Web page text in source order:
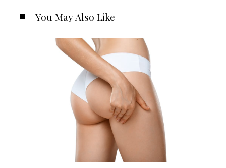
You May Also Like